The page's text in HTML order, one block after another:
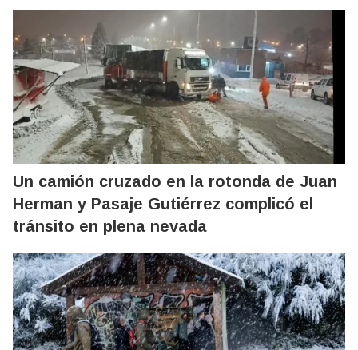
Un camión cruzado en la rotonda de Juan
Herman y Pasaje Gutiérrez complicó el
tránsito en plena nevada